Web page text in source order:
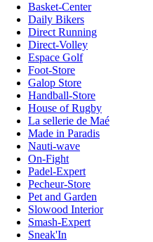
Basket-Center
Daily Bikers
Direct Running
Direct-Volley
Espace Golf
Foot-Store
Galop Store
Handball-Store
House of Rugby
La sellerie de Maé
Made in Paradis
Nauti-wave
On-Fight
Padel-Expert
Pecheur-Store
Pet and Garden
Slowood Interior
Smash-Expert
Sneak'In